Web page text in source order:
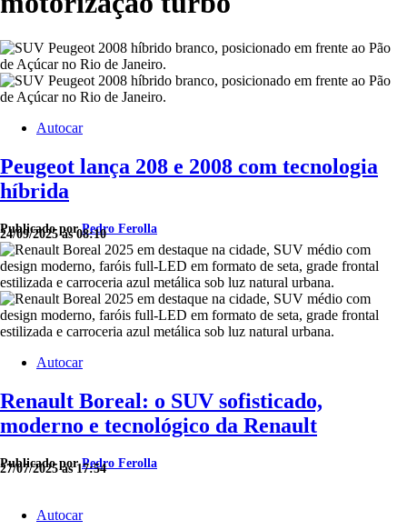
Autocar
Peugeot lança 208 e 2008 com tecnologia
híbrida
Publicado porPedro Ferolla
24/09/2025 às 08:10
Autocar
Renault Boreal: o SUV sofisticado,
moderno e tecnológico da Renault
Publicado porPedro Ferolla
27/07/2025 às 17:54
Autocar